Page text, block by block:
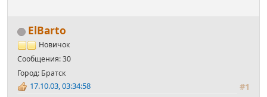
ElBarto
Новичок
Сообщения: 30
Город: Братск
#1
17.10.03, 03:34:58